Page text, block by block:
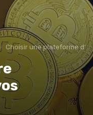
Choisir une plateforme